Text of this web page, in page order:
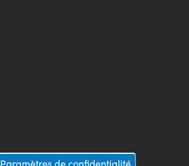
Paramètres de confidentialité